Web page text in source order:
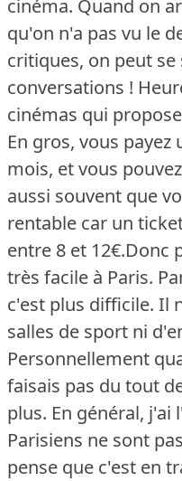
cinéma. Quand on
qu'on n'a pas vu le
critiques, on peut
conversations !
cinémas qui
En gros, vous
mois, et vous
aussi souvent que
rentable car un
entre 8 et 12€.Donc
très facile à Paris.
c'est plus difficile. Il
salles de sport ni
Personnellement
faisais pas du tout
plus. En général,
Parisiens ne sont
pense que c'est en